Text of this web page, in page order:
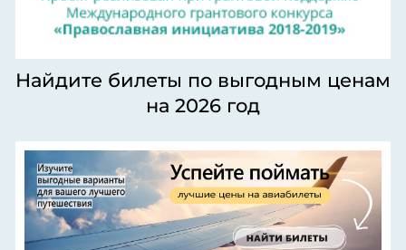
Найдите билеты по выгодным ценам
на 2026 год